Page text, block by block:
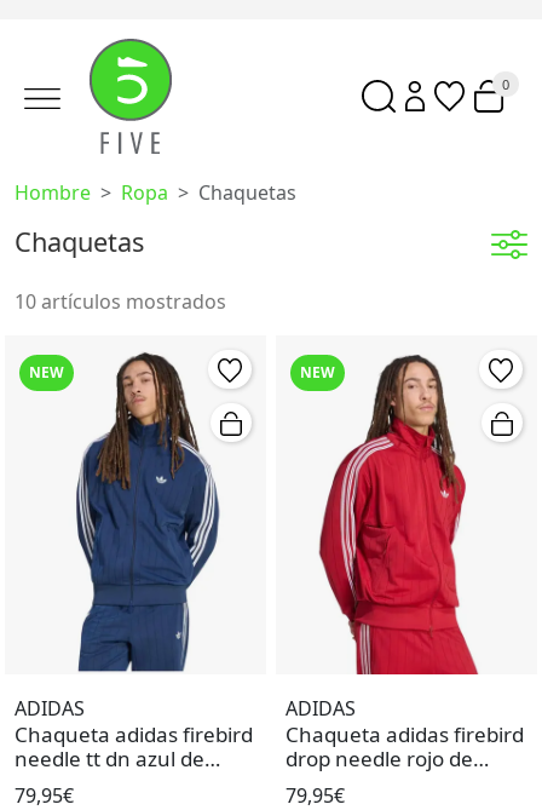
0
Hombre Ropa Chaquetas
Chaquetas
10 artículos mostrados
NEW
ADIDAS
Chaqueta adidas firebird
needle tt dn azul de
hombre.
79,95€
NEW
ADIDAS
Chaqueta adidas firebird
drop needle rojo de
hombre.
79,95€